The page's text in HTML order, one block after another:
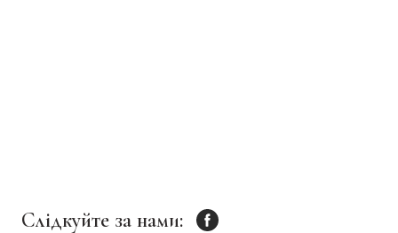
Слідкуйте за нами: